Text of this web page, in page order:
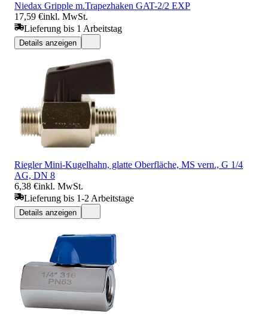
Niedax Gripple m.Trapezhaken GAT-2/2 EXP
17,59 €inkl. MwSt.
Lieferung bis 1 Arbeitstag
Details anzeigen
Riegler Mini-Kugelhahn, glatte Oberfläche, MS vern., G 1/4
AG, DN 8
6,38 €inkl. MwSt.
Lieferung bis 1-2 Arbeitstage
Details anzeigen